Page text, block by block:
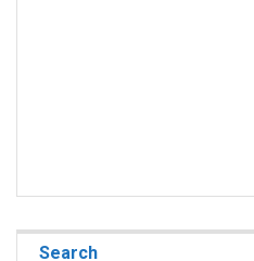
Search